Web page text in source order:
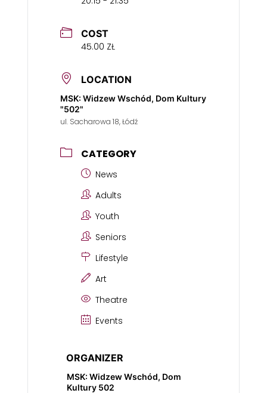
COST
45.00 ZŁ
LOCATION
MSK: Widzew Wschód, Dom Kultury
"502"
ul. Sacharowa 18, Łódź
CATEGORY
News
Adults
Youth
Seniors
Lifestyle
Art
Theatre
Events
ORGANIZER
MSK: Widzew Wschód, Dom
Kultury 502